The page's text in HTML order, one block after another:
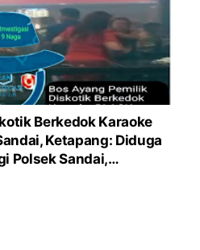
Ketapang: Diduga
Polsek Sandai,
Sandai Tutup